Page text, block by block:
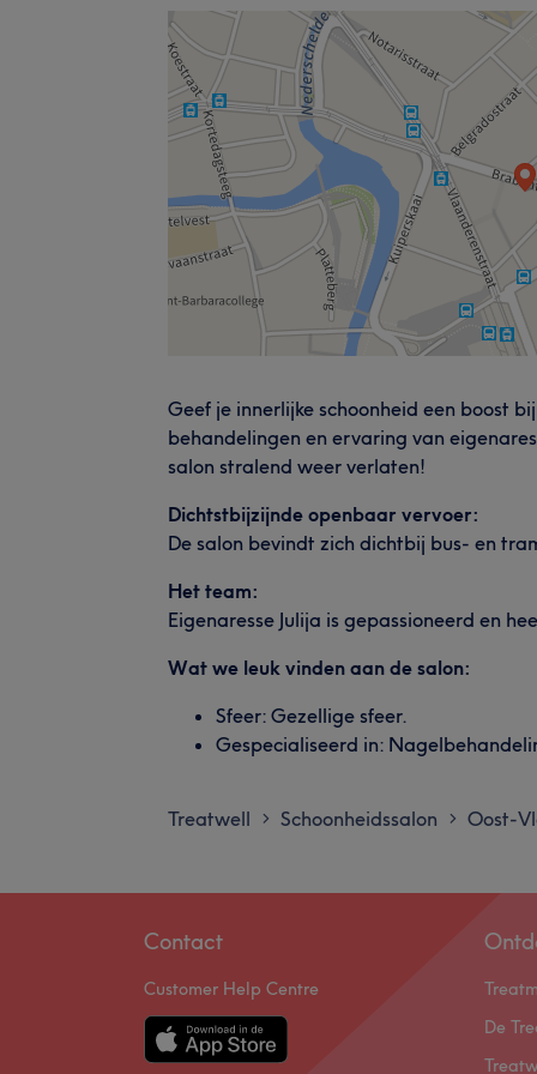
Geef je innerlijke schoonheid een boost
behandelingen en ervaring van
salon stralend weer verlaten!
Dichtstbijzijnde openbaar vervoer:
De salon bevindt zich dichtbij bus- en
Het team:
Eigenaresse Julija is gepassioneerd en
Wat we leuk vinden aan de salon:
Sfeer: Gezellige sfeer.
Gespecialiseerd in:
Treatwell > Schoonheidssalon > Oost-
Contact
Customer Help Centre
De